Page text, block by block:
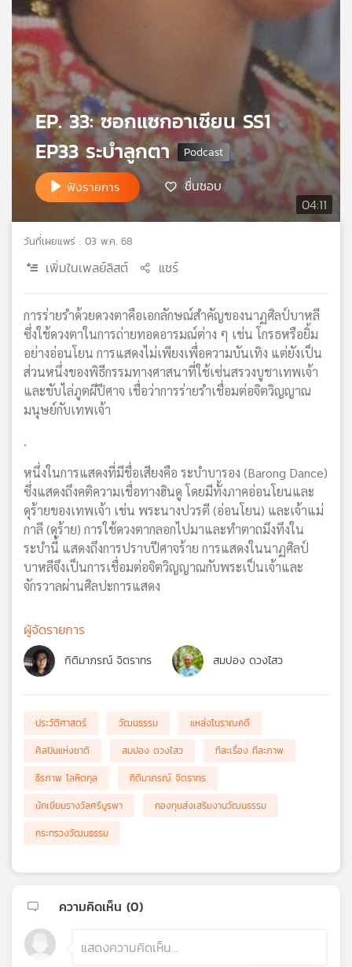
เครือ
ข่าย
วิทยุ
ไทย
พี
บี
เอส
แผนที่
วิทยุ
เครือ
04:11
EP. 33: ซอกแซกอาเซียน SS1
EP33 ระบำลูกตา
ฟังรายการ ชื่นชอบ
วันที่เผยแพร่ : 03 พ.ค. 68
เพิ่มในเพลย์ลิสต์ แชร์
การร่ายรำด้วยดวงตาคือเอกลักษณ์สำคัญของนาฏศิลป์บาหลี
ซึ่งใช้ดวงตาในการถ่ายทอดอารมณ์ต่าง ๆ เช่น โกรธหรือยิ้ม
อย่างอ่อนโยน การแสดงไม่เพียงเพื่อความบันเทิง แต่ยังเป็น
ส่วนหนึ่งของพิธีกรรมทางศาสนาที่ใช้เซ่นสรวงบูชาเทพเจ้า
และขับไล่ภูตผีปีศาจ เชื่อว่าการร่ายรำเชื่อมต่อจิตวิญญาณ
มนุษย์กับเทพเจ้า
.
หนึ่งในการแสดงที่มีชื่อเสียงคือ ระบำบารอง (Barong Dance)
ซึ่งแสดงถึงคติความเชื่อทางฮินดู โดยมีทั้งภาคอ่อนโยนและ
ดุร้ายของเทพเจ้า เช่น พระนางปวรตี (อ่อนโยน) และเจ้าแม่
กาลี (ดุร้าย) การใช้ดวงตากลอกไปมาและทำตาถมึงทึงใน
ระบำนี้ แสดงถึงการปราบปีศาจร้าย การแสดงในนาฏศิลป์
บาหลีจึงเป็นการเชื่อมต่อจิตวิญญาณกับพระเป็นเจ้าและ
จักรวาลผ่านศิลปะการแสดง
ผู้จัดรายการ
กิติมาภรณ์ จิตราทร สมปอง ดวงไสว
ประวัติศาสตร์ วัฒนธรรม
แหล่งโบราณคดี
ศิลปินแห่งชาติ
สมปอง ดวงไสว
ทีละเรื่อง ทีละภาพ
ธีรภาพ โลหิตกุล
กิติมาภรณ์ จิตราทร
นักเขียนรางวัลศรีบูรพา
กองทุนส่งเสริมงานวัฒนธรรม
กระทรวงวัฒนธรรม
ความคิดเห็น (0)